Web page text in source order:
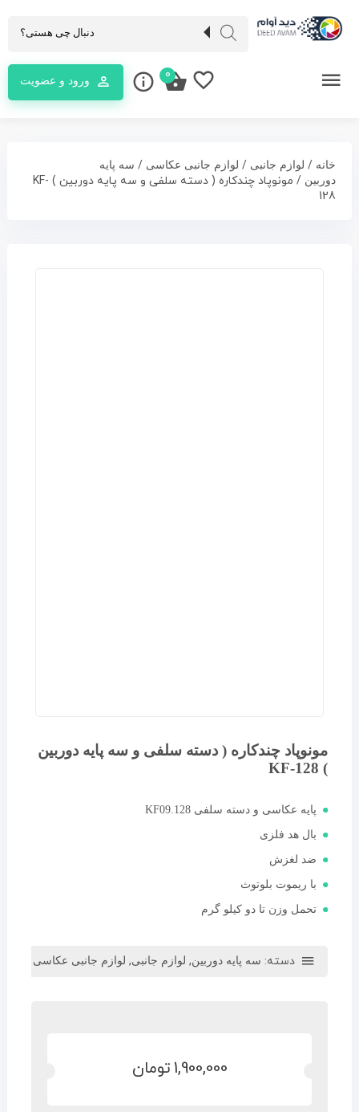
ورود و عضویت 0
خانه / لوازم جانبی / لوازم جانبی عکاسی / سه پایه
دوربین
/ مونوپاد چندکاره ( دسته سلفی و سه پایه دوربین ) KF-
128
مونوپاد چندکاره ( دسته سلفی و سه پایه دوربین
) KF-128
پایه عکاسی و دسته سلفی KF09.128
بال هد فلزی
ضد لغزش
با ریموت بلوتوث
تحمل وزن تا دو کیلو گرم
دسته: سه پایه دوربین, لوازم جانبی, لوازم جانبی عکاسی
1,900,000 تومان